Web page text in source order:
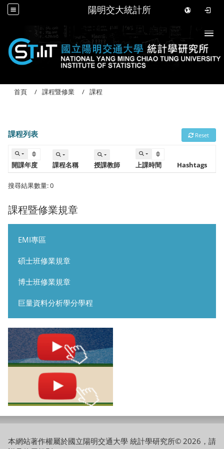
陽明交大統計所
課程暨修業規章
EMI專區
碩士班修業規章
博士班修業規章
巨量資料分析學分學程
首頁 課程暨修業 課程
課程列表 Reset
開課年度 課程名稱 授課教師 上課時間 Hashtags
搜尋結果數量: 0
本網站著作權屬於國立陽明交通大學 統計學研究所© 2026，請